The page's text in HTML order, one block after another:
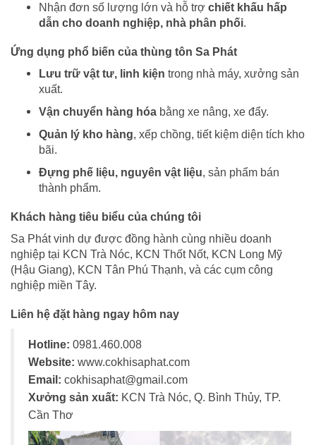
Nhận đơn số lượng lớn và hỗ trợ chiết khấu hấp
dẫn cho doanh nghiệp, nhà phân phối.
Ứng dụng phổ biến của thùng tôn Sa Phát
Lưu trữ vật tư, linh kiện trong nhà máy, xưởng sản
xuất.
Vận chuyển hàng hóa bằng xe nâng, xe đẩy.
Quản lý kho hàng, xếp chồng, tiết kiệm diện tích kho
bãi.
Đựng phế liệu, nguyên vật liệu, sản phẩm bán
thành phẩm.
Khách hàng tiêu biểu của chúng tôi
Sa Phát vinh dự được đồng hành cùng nhiều doanh
nghiệp tại KCN Trà Nóc, KCN Thốt Nốt, KCN Long Mỹ
(Hậu Giang), KCN Tân Phú Thạnh, và các cụm công
nghiệp miền Tây.
Liên hệ đặt hàng ngay hôm nay
Hotline: 0981.460.008
Website: www.cokhisaphat.com
Email: cokhisaphat@gmail.com
Xưởng sản xuất: KCN Trà Nóc, Q. Bình Thủy, TP.
Cần Thơ